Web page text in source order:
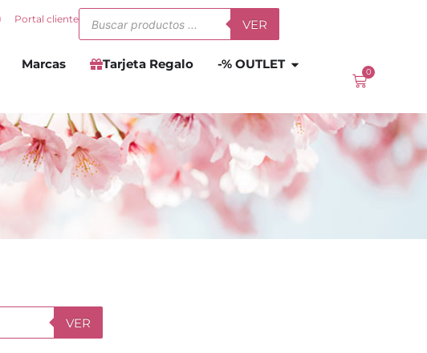
Portal clienteBúsqueda
de
productos
VER
Marcas Tarjeta Regalo -% OUTLET Abrir
0
Carrito
VER